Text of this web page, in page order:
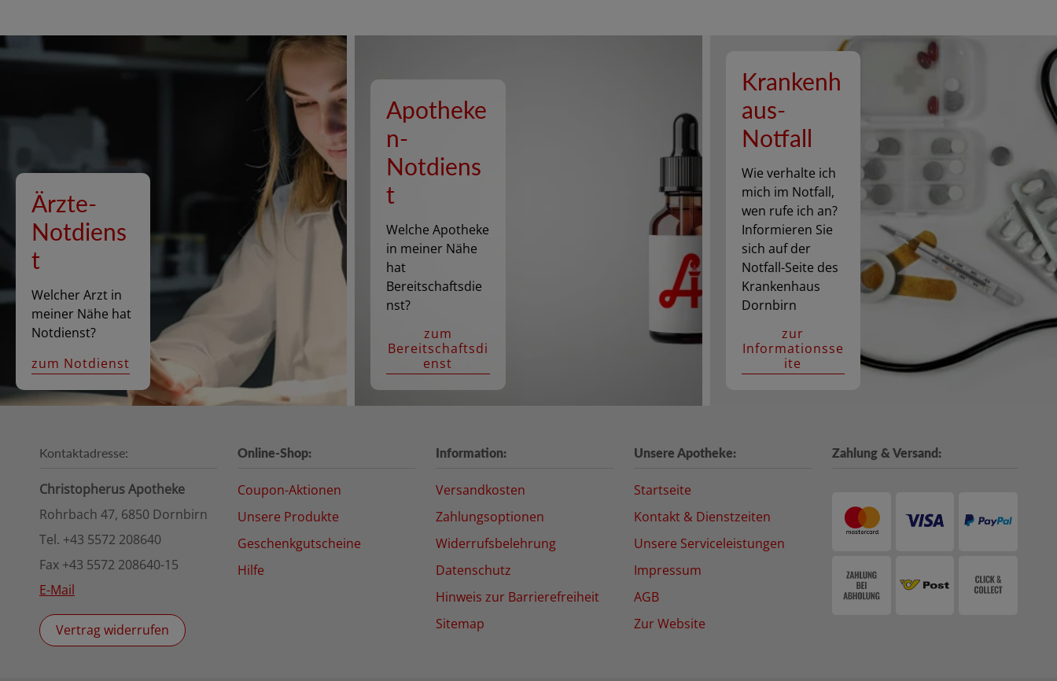
Ärzte-
Notdiens
t
Welcher Arzt in
meiner Nähe hat
Notdienst?
zum Notdienst
Apotheke
n-
Notdiens
t
Welche Apotheke
in meiner Nähe
hat
Bereitschaftsdie
nst?
zum
Bereitschaftsdi
enst
Krankenh
aus-
Notfall
Wie verhalte ich
mich im Notfall,
wen rufe ich an?
Informieren Sie
sich auf der
Notfall-Seite des
Krankenhaus
Dornbirn
zur
Informationsse
ite
Kontaktadresse:
Christopherus Apotheke
Rohrbach 47, 6850 Dornbirn
Tel. +43 5572 208640
Fax +43 5572 208640-15
E-Mail
Vertrag widerrufen
Online-Shop:
Coupon-Aktionen
Unsere Produkte
Geschenkgutscheine
Hilfe
Information:
Versandkosten
Zahlungsoptionen
Widerrufsbelehrung
Datenschutz
Hinweis zur Barrierefreiheit
Sitemap
Unsere Apotheke:
Startseite
Kontakt & Dienstzeiten
Unsere Serviceleistungen
Impressum
AGB
Zur Website
Zahlung & Versand: